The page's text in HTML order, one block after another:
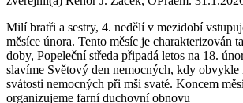
Milí bratři a sestry, 4. nedělí v mezidobí
měsíce února. Tento měsíc je charakterizován
doby, Popeleční středa připadá letos na 18.
slavíme Světový den nemocných, kdy
svátosti nemocných při mši svaté. Koncem
organizujeme farní duchovní obnovu